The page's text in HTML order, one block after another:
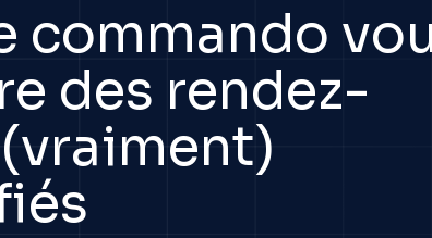
commando
des rendez-